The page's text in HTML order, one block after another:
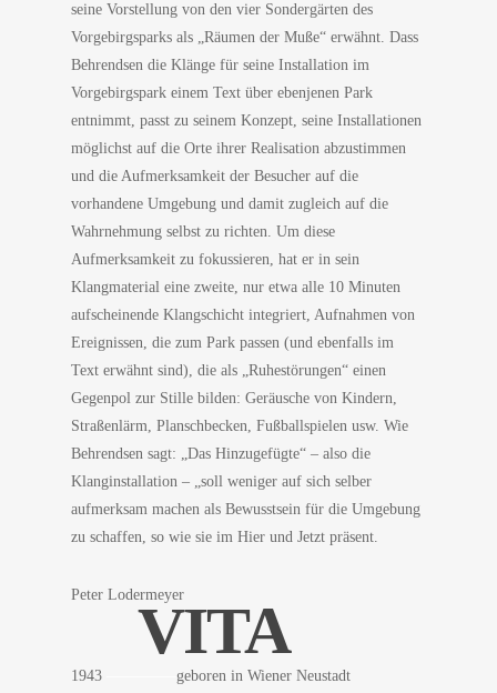
seine Vorstellung von den vier Sondergärten des
Vorgebirgsparks als „Räumen der Muße“ erwähnt. Dass
Behrendsen die Klänge für seine Installation im
Vorgebirgspark einem Text über ebenjenen Park
entnimmt, passt zu seinem Konzept, seine Installationen
möglichst auf die Orte ihrer Realisation abzustimmen
und die Aufmerksamkeit der Besucher auf die
vorhandene Umgebung und damit zugleich auf die
Wahrnehmung selbst zu richten. Um diese
Aufmerksamkeit zu fokussieren, hat er in sein
Klangmaterial eine zweite, nur etwa alle 10 Minuten
aufscheinende Klangschicht integriert, Aufnahmen von
Ereignissen, die zum Park passen (und ebenfalls im
Text erwähnt sind), die als „Ruhestörungen“ einen
Gegenpol zur Stille bilden: Geräusche von Kindern,
Straßenlärm, Planschbecken, Fußballspielen usw. Wie
Behrendsen sagt: „Das Hinzugefügte“ – also die
Klanginstallation – „soll weniger auf sich selber
aufmerksam machen als Bewusstsein für die Umgebung
zu schaffen, so wie sie im Hier und Jetzt präsent.
Peter LodermeyerVITA
1943 geboren in Wiener Neustadt